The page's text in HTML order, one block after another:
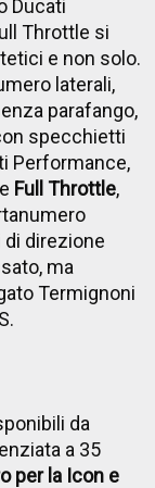
Ducati
Throttle si
e non solo.
laterali,
parafango,
specchietti
Performance,
Full Throttle,
di direzione
ma
Termignoni
da
a 35
per la Icon e